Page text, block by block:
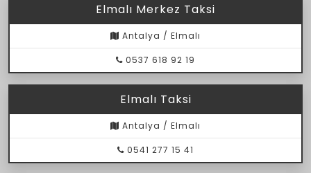
Elmalı Merkez Taksi
Antalya / Elmalı
0537 618 92 19
Elmalı Taksi
Antalya / Elmalı
0541 277 15 41